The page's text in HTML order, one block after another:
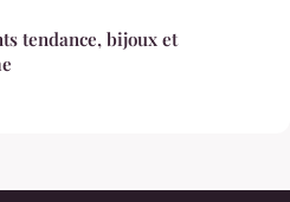
tendance, bijoux et